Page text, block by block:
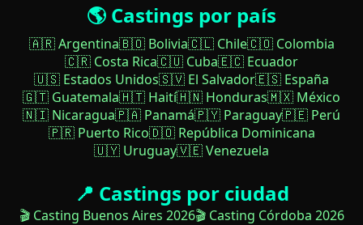
🌎 Castings por país
🇦🇷 Argentina🇧🇴 Bolivia🇨🇱 Chile🇨🇴 Colombia
🇨🇷 Costa Rica🇨🇺 Cuba🇪🇨 Ecuador
🇺🇸 Estados Unidos🇸🇻 El Salvador🇪🇸 España
🇬🇹 Guatemala🇭🇹 Haití🇭🇳 Honduras🇲🇽 México
🇳🇮 Nicaragua🇵🇦 Panamá🇵🇾 Paraguay🇵🇪 Perú
🇵🇷 Puerto Rico🇩🇴 República Dominicana
🇺🇾 Uruguay🇻🇪 Venezuela
📍 Castings por ciudad
🎬 Casting Buenos Aires 2026🎬 Casting Córdoba 2026